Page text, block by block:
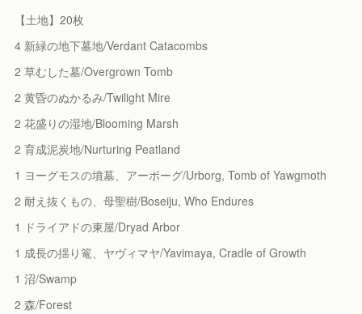
【土地】20枚
4 新緑の地下墓地/Verdant Catacombs
2 草むした墓/Overgrown Tomb
2 黄昏のぬかるみ/Twilight Mire
2 花盛りの湿地/Blooming Marsh
2 育成泥炭地/Nurturing Peatland
1 ヨーグモスの墳墓、アーボーグ/Urborg, Tomb of Yawgmoth
2 耐え抜くもの、母聖樹/Boseiju, Who Endures
1 ドライアドの東屋/Dryad Arbor
1 成長の揺り篭、ヤヴィマヤ/Yavimaya, Cradle of Growth
1 沼/Swamp
2 森/Forest